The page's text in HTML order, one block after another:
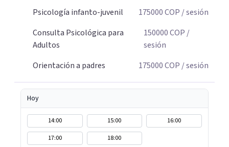
Psicología infanto-juvenil
175000COP / sesión
Consulta Psicológica para
Adultos
150000COP /
sesión
Orientación a padres
175000COP / sesión
Hoy
14:00 15:00
16:00
17:00
18:00